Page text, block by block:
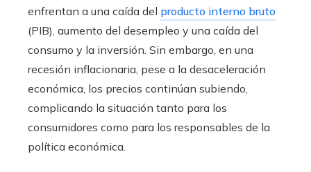
enfrentan a una caída del producto interno bruto
(PIB), aumento del desempleo y una caída del
consumo y la inversión. Sin embargo, en una
recesión inflacionaria, pese a la desaceleración
económica, los precios continúan subiendo,
complicando la situación tanto para los
consumidores como para los responsables de la
política económica.